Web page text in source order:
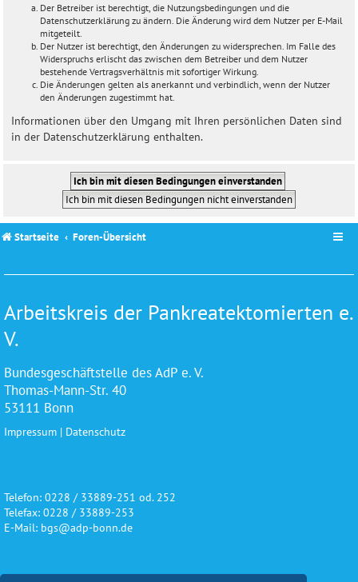
Der Betreiber ist berechtigt, die Nutzungsbedingungen und die
Datenschutzerklärung zu ändern. Die Änderung wird dem Nutzer per E-Mail
mitgeteilt.
Der Nutzer ist berechtigt, den Änderungen zu widersprechen. Im Falle des
Widerspruchs erlischt das zwischen dem Betreiber und dem Nutzer
bestehende Vertragsverhältnis mit sofortiger Wirkung.
Die Änderungen gelten als anerkannt und verbindlich, wenn der Nutzer
den Änderungen zugestimmt hat.
Informationen über den Umgang mit Ihren persönlichen Daten sind
in der Datenschutzerklärung enthalten.
Startseite Foren-Übersicht
Arbeitskreis der Pankreatektomierten e.
V.
Bundesgeschäftstelle des AdP e. V.
Thomas-Mann-Str. 40
53111 Bonn
Impressum | Datenschutz
Telefon: 0228 / 33889-251 od. 252
Telefax: 0228 / 33889-253
E-Mail: bgs@adp-bonn.de